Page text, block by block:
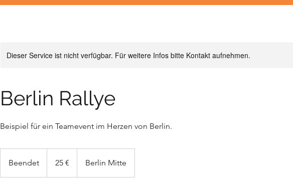
Dieser Service ist nicht verfügbar. Für weitere Infos bitte Kontakt aufnehmen.
Berlin Rallye
Beispiel für ein Teamevent im Herzen von Berlin.
Beendet
e
25 € Berlin Mitte